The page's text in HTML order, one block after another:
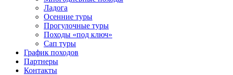
Ладога
Осенние туры
Прогулочные туры
Походы «под ключ»
Сап туры
График походов
Партнеры
Контакты